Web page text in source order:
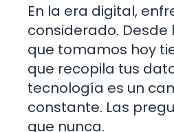
En la era digital,
considerado.
que tomamos hoy
que recopila tus
tecnología es un
constante. Las
que nunca.